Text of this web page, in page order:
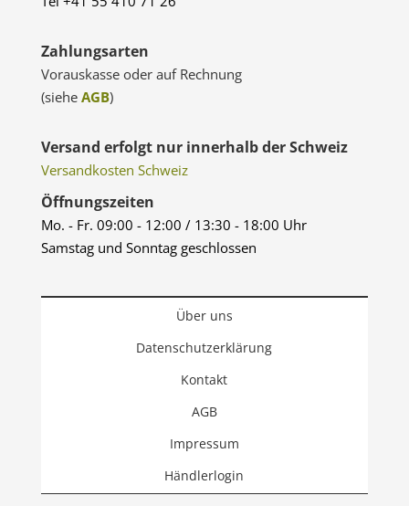
Zahlungsarten
Vorauskasse oder auf Rechnung
(siehe AGB)
Versand erfolgt nur innerhalb der Schweiz
Versandkosten Schweiz
Öffnungszeiten
Mo. - Fr. 09:00 - 12:00 / 13:30 - 18:00 Uhr
Samstag und Sonntag geschlossen
Über uns
Datenschutzerklärung
Kontakt
AGB
Impressum
Händlerlogin